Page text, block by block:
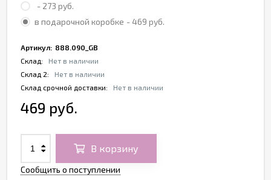
- 273 руб.
в подарочной коробке - 469 руб.
Артикул: 888.090_GB
Склад:
Нет в наличии
Склад 2:
Нет в наличии
Склад срочной доставки:
Нет в наличии
469 руб.
В корзину
Сообщить о поступлении